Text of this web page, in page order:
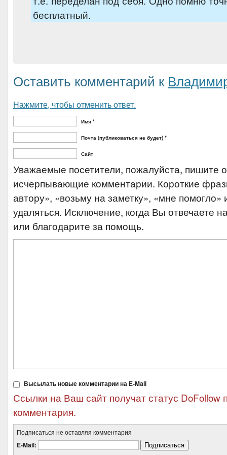
бесплатный.
Оставить комментарий к
Нажмите, чтобы отменить ответ.
Имя *
Почта (публиковаться не будет) *
Сайт
Уважаемые посетители, пожалуйста, пишите
исчерпывающие комментарии. Короткие
автору», «возьму на заметку», «мне помогло»
удаляться. Исключение, когда Вы отвечаете
или благодарите за помощь.
Высылать новые комментарии на E-Mail
Ссылки на Ваш сайт получат статус DoFollow
комментария.
Подписаться не оставляя комментария
E-Mail: